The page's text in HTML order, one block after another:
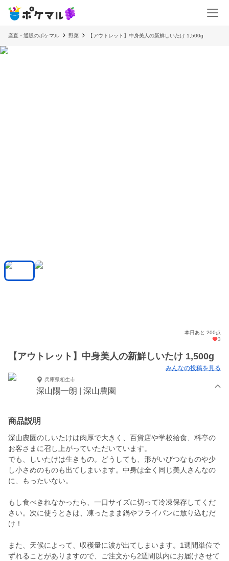
産直・通販のポケマル 野菜 【アウトレット】中身美人の新鮮しいたけ 1,500g
本日あと 200点
3
【アウトレット】中身美人の新鮮しいたけ 1,500g
みんなの投稿を見る
兵庫県相生市
深山陽一朗 | 深山農園
商品説明
深山農園のしいたけは肉厚で大きく、百貨店や学校給食、料亭の
お客さまに召し上がっていただいています。
でも、しいたけは生きもの。どうしても、形がいびつなものや少
し小さめのものも出てしまいます。中身は全く同じ美人さんなの
に、もったいない。
もし食べきれなかったら、一口サイズに切って冷凍保存してくだ
さい。次に使うときは、凍ったまま鍋やフライパンに放り込むだ
け！
また、天候によって、収穫量に波が出てしまいます。1週間単位で
ずれることがありますので、ご注文から2週間以内にお届けさせて